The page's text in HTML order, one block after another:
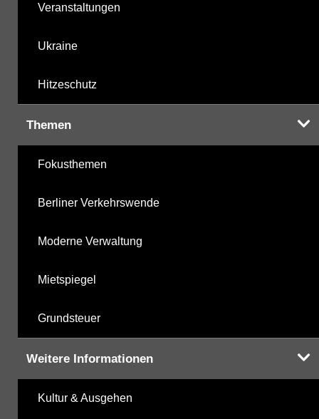
Veranstaltungen
Ukraine
Hitzeschutz
Themen
Fokusthemen
Berliner Verkehrswende
Moderne Verwaltung
Mietspiegel
Grundsteuer
Weitere Informationen
Kultur & Ausgehen